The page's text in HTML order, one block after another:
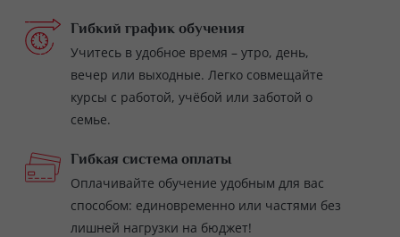
Гибкий график обучения
Учитесь в удобное время – утро, день,
вечер или выходные. Легко совмещайте
курсы с работой, учёбой или заботой о
семье.
Гибкая система оплаты
Оплачивайте обучение удобным для вас
способом: единовременно или частями без
лишней нагрузки на бюджет!